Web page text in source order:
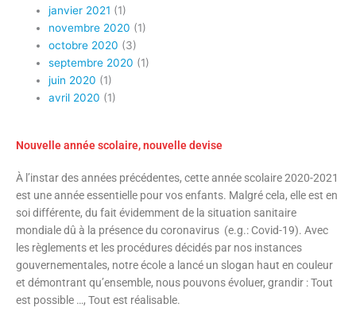
janvier 2021 (1)
novembre 2020 (1)
octobre 2020 (3)
septembre 2020 (1)
juin 2020 (1)
avril 2020 (1)
Nouvelle année scolaire, nouvelle devise
À l’instar des années précédentes, cette année scolaire 2020-2021
est une année essentielle pour vos enfants. Malgré cela, elle est en
soi différente, du fait évidemment de la situation sanitaire
mondiale dû à la présence du coronavirus (e.g.: Covid-19). Avec
les règlements et les procédures décidés par nos instances
gouvernementales, notre école a lancé un slogan haut en couleur
et démontrant qu’ensemble, nous pouvons évoluer, grandir : Tout
est possible …, Tout est réalisable.